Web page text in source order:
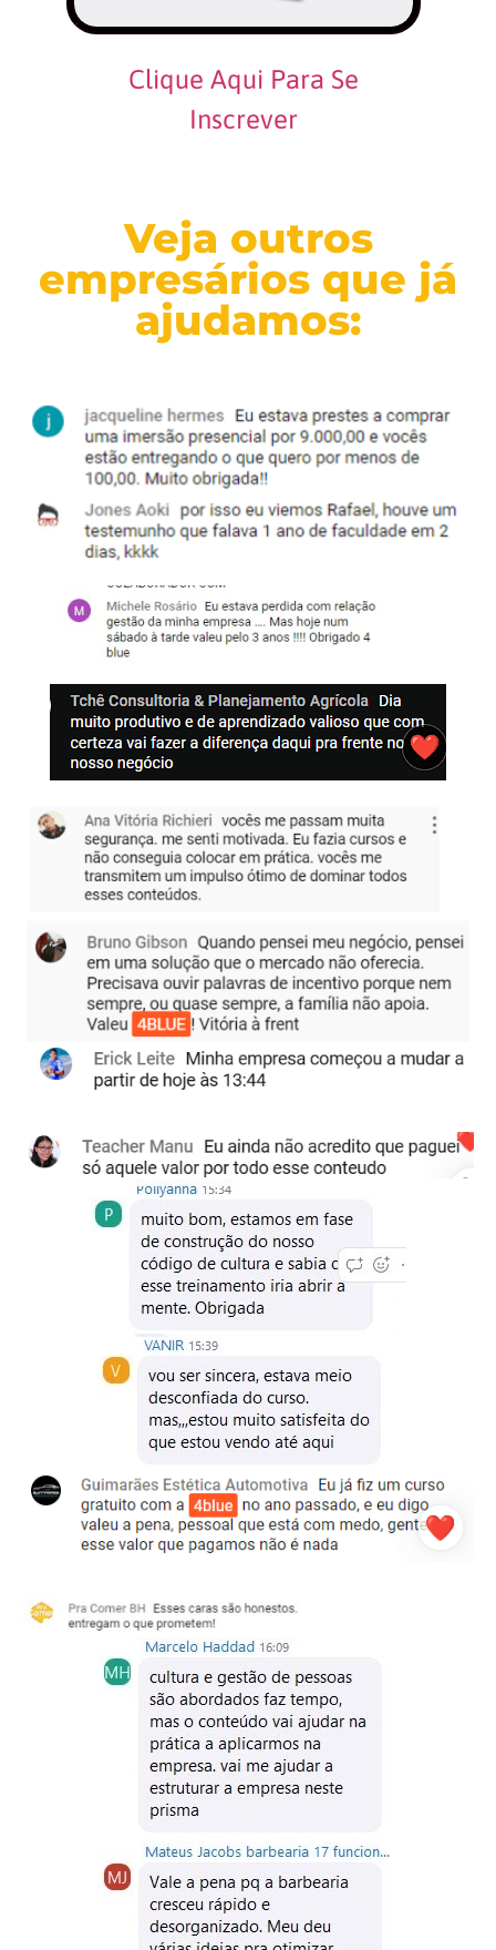
Clique Aqui Para Se
Inscrever
Veja outros
empresários que já
ajudamos: